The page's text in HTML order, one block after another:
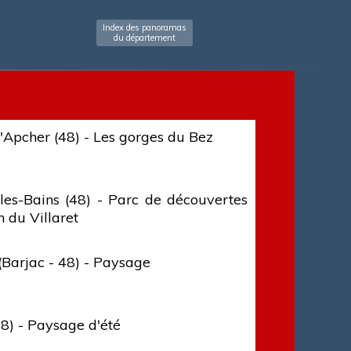
Index des panoramas
du département
(48) - Les gorges du Bez
Bains (48) - Parc de découvertes
du Villaret
- 48) - Paysage
- Paysage d'été